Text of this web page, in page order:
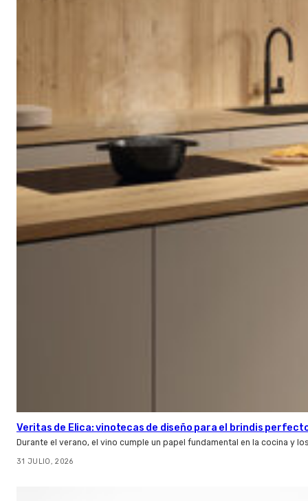
Veritas de Elica: vinotecas de diseño para el brindis
Durante el verano, el vino cumple un papel fundamental en la cocina y
31 JULIO, 2026